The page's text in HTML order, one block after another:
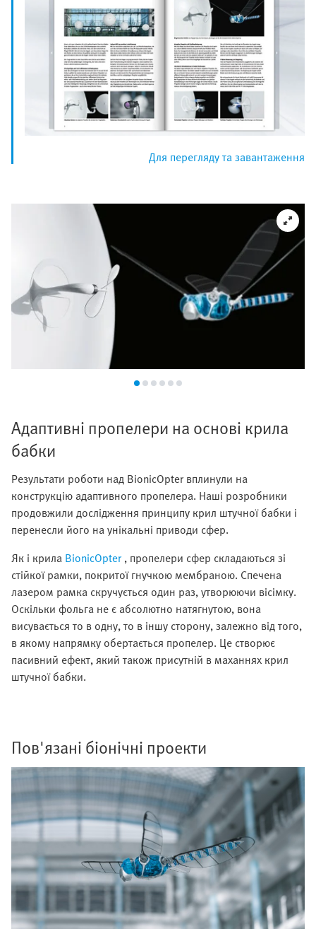
Для перегляду та завантаження
Адаптивні пропелери на основі крила
бабки
Результати роботи над BionicOpter вплинули на
конструкцію адаптивного пропелера. Наші розробники
продовжили дослідження принципу крил штучної бабки і
перенесли його на унікальні приводи сфер.
Як і крила BionicOpter , пропелери сфер складаються зі
стійкої рамки, покритої гнучкою мембраною. Спечена
лазером рамка скручується один раз, утворюючи вісімку.
Оскільки фольга не є абсолютно натягнутою, вона
висувається то в одну, то в іншу сторону, залежно від того,
в якому напрямку обертається пропелер. Це створює
пасивний ефект, який також присутній в маханнях крил
штучної бабки.
Пов'язані біонічні проекти